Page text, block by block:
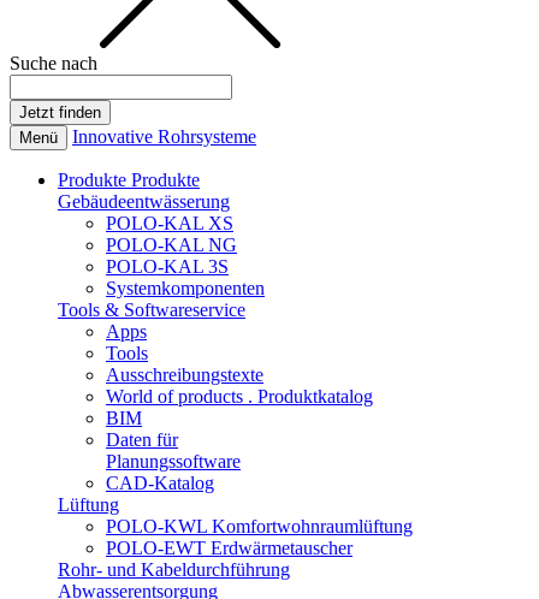
Suche nach
Menü Innovative Rohrsysteme
Produkte Produkte
Gebäudeentwässerung
POLO-KAL XS
POLO-KAL NG
POLO-KAL 3S
Systemkomponenten
Tools & Softwareservice
Apps
Tools
Ausschreibungstexte
World of products . Produktkatalog
BIM
Daten für
Planungssoftware
CAD-Katalog
Lüftung
POLO-KWL Komfortwohnraumlüftung
POLO-EWT Erdwärmetauscher
Rohr- und Kabeldurchführung
Abwasserentsorgung